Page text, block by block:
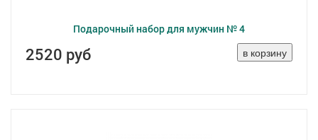
Подарочный набор для мужчин № 4
2520 руб